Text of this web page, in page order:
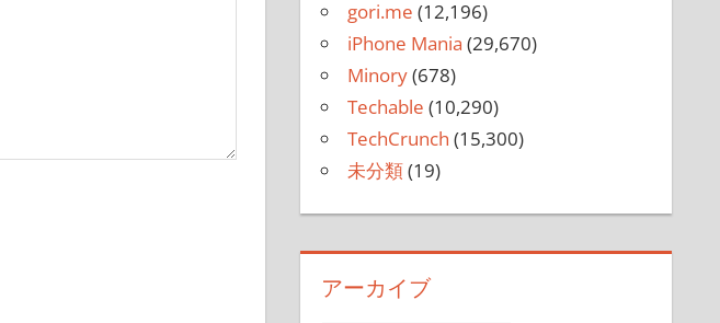
gori.me (12,196)
iPhone Mania (29,670)
Minory(678)
Techable (10,290)
TechCrunch (15,300)
未分類(19)
アーカイブ